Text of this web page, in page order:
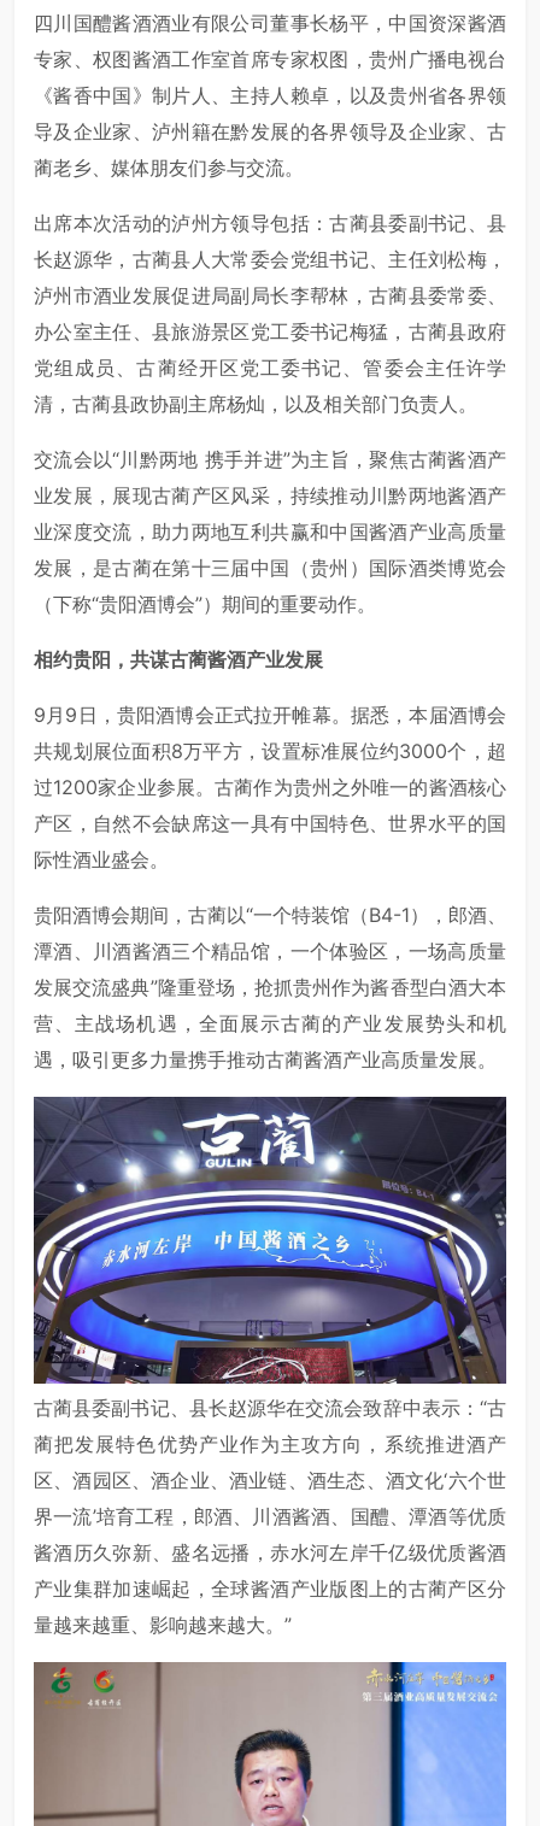
四川国醴酱酒酒业有限公司董事长杨平，中国资深酱酒
专家、权图酱酒工作室首席专家权图，贵州广播电视台
《酱香中国》制片人、主持人赖卓，以及贵州省各界领
导及企业家、泸州籍在黔发展的各界领导及企业家、古
蔺老乡、媒体朋友们参与交流。
出席本次活动的泸州方领导包括：古蔺县委副书记、县
长赵源华，古蔺县人大常委会党组书记、主任刘松梅，
泸州市酒业发展促进局副局长李帮林，古蔺县委常委、
办公室主任、县旅游景区党工委书记梅猛，古蔺县政府
党组成员、古蔺经开区党工委书记、管委会主任许学
清，古蔺县政协副主席杨灿，以及相关部门负责人。
交流会以“川黔两地 携手并进”为主旨，聚焦古蔺酱酒产
业发展，展现古蔺产区风采，持续推动川黔两地酱酒产
业深度交流，助力两地互利共赢和中国酱酒产业高质量
发展，是古蔺在第十三届中国（贵州）国际酒类博览会
（下称“贵阳酒博会”）期间的重要动作。
相约贵阳，共谋古蔺酱酒产业发展
9月9日，贵阳酒博会正式拉开帷幕。据悉，本届酒博会
共规划展位面积8万平方，设置标准展位约3000个，超
过1200家企业参展。古蔺作为贵州之外唯一的酱酒核心
产区，自然不会缺席这一具有中国特色、世界水平的国
际性酒业盛会。
贵阳酒博会期间，古蔺以“一个特装馆（B4-1），郎酒、
潭酒、川酒酱酒三个精品馆，一个体验区，一场高质量
发展交流盛典”隆重登场，抢抓贵州作为酱香型白酒大本
营、主战场机遇，全面展示古蔺的产业发展势头和机
遇，吸引更多力量携手推动古蔺酱酒产业高质量发展。
古蔺县委副书记、县长赵源华在交流会致辞中表示：“古
蔺把发展特色优势产业作为主攻方向，系统推进酒产
区、酒园区、酒企业、酒业链、酒生态、酒文化‘六个世
界一流’培育工程，郎酒、川酒酱酒、国醴、潭酒等优质
酱酒历久弥新、盛名远播，赤水河左岸千亿级优质酱酒
产业集群加速崛起，全球酱酒产业版图上的古蔺产区分
量越来越重、影响越来越大。”